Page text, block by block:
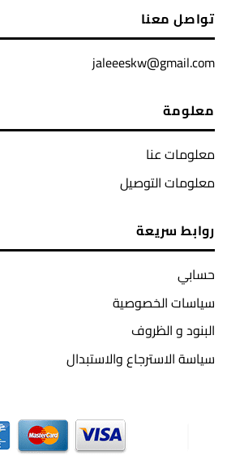
تواصل معنا
jaleeeskw@gmail.com
معلومة
معلومات عنا
معلومات التوصيل
روابط سريعة
حسابي
سياسات الخصوصية
البنود و الظروف
سياسة الاسترجاع والاستبدال